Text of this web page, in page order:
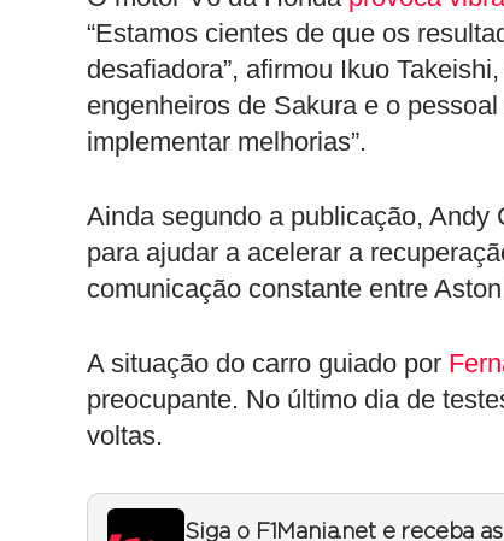
“Estamos cientes de que os
desafiadora”, afirmou Ikuo
engenheiros de Sakura e o
implementar melhorias”.
Ainda segundo a publicação,
para ajudar a acelerar a
comunicação constante entre
A situação do carro guiado por
preocupante. No último dia de
voltas.
Siga o F1Mania.net e receba